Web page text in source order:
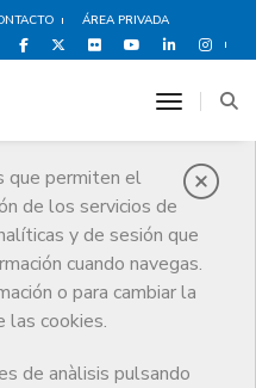
ÁREA PRIVADA
que permiten el
de los servicios de
y de sesión que
cuando navegas.
o para cambiar la
las cookies.
de anàlisis pulsando
toggle
Revista COMB